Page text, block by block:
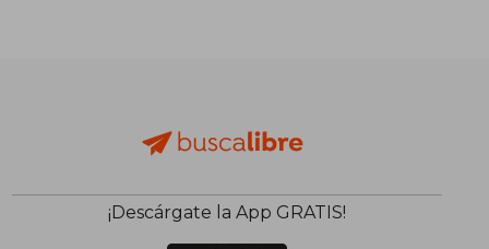
$ 344.64
$ 206.78
45%
dcto.
¡Descárgate la App GRATIS!